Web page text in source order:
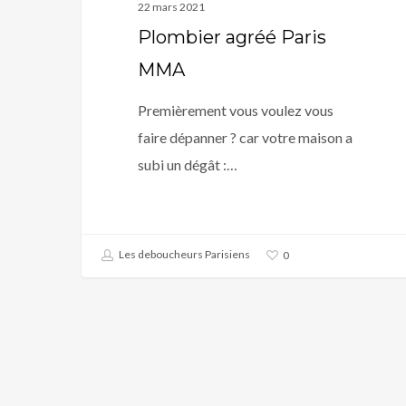
22 mars 2021
Plombier agréé Paris
MMA
Premièrement vous voulez vous
faire dépanner ? car votre maison a
subi un dégât :…
Les deboucheurs Parisiens 0
Les déboucheurs